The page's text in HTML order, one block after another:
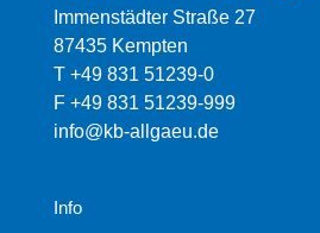
Immenstädter Straße 27
87435 Kempten
T +49 831 51239-0
F +49 831 51239-999
info@kb-allgaeu.de
Info